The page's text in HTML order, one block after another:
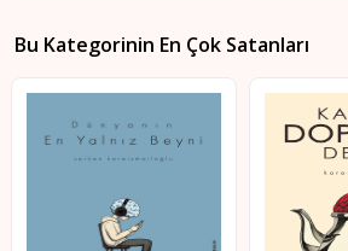
Bu Kategorinin En Çok Satanları